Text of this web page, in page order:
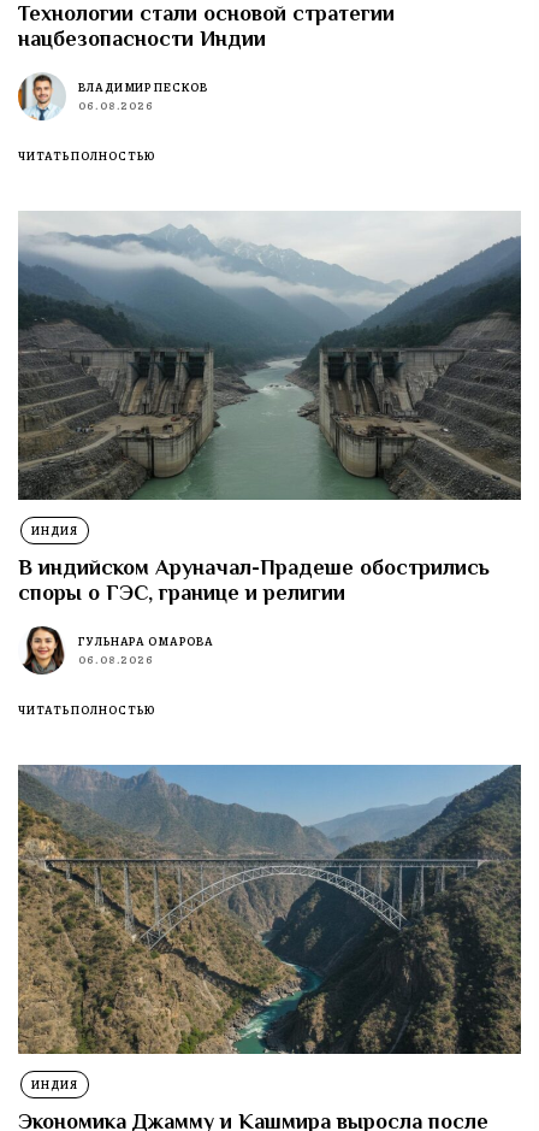
Технологии стали основой стратегии
нацбезопасности Индии
ВЛАДИМИР ПЕСКОВ
06.08.2026
ЧИТАТЬ ПОЛНОСТЬЮ
ИНДИЯ
В индийском Аруначал-Прадеше обострились
споры о ГЭС, границе и религии
ГУЛЬНАРА ОМАРОВА
06.08.2026
ЧИТАТЬ ПОЛНОСТЬЮ
ИНДИЯ
Экономика Джамму и Кашмира выросла после